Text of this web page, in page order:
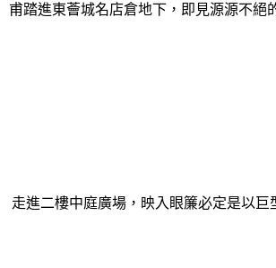
甫踏進東薈城名店倉地下，即見源源不絕
走進二樓中庭廣場，映入眼簾必定是以巨